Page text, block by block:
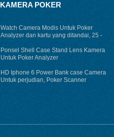
KAMERA POKER
Watch Camera Modis Untuk Poker
Analyzer dan kartu yang ditandai, 25 -
45 Cm Jarak Pindai
Ponsel Shell Case Stand Lens Kamera
Untuk Poker Analyzer
HD Iphone 6 Power Bank case Camera
Untuk perjudian, Poker Scanner
Cheating Device